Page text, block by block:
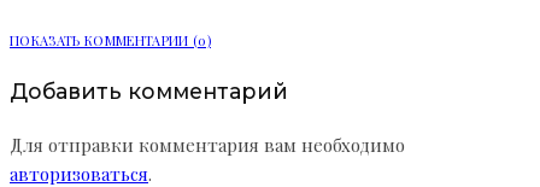
ПОКАЗАТЬ КОММЕНТАРИИ (0)
Добавить комментарий
Для отправки комментария вам необходимо
авторизоваться.